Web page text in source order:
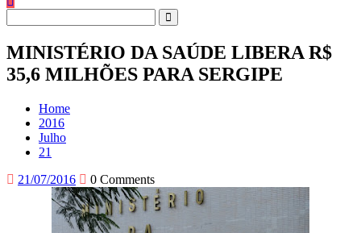
MINISTÉRIO DA SAÚDE LIBERA R$
35,6 MILHÕES PARA SERGIPE
Home
2016
Julho
21
21/07/2016
0 Comments